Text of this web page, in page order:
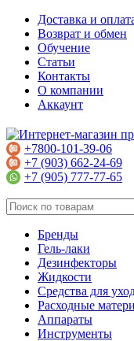
Доставка и
Возврат и обмен
Обучение
Статьи
Контакты
О компании
Аккаунт
+7800-101-39-06
+7 (903) 662-24-69
+7 (905) 777-77-65
Бренды
Гель-лаки
Дезинфекторы
Жидкости
Средства для
Расходные
Аппараты
Инструменты